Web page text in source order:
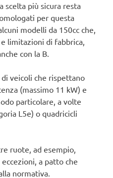
scelta più sicura resta
per questa
modelli da 150cc che,
limitazioni di fabbrica,
con la B.
veicoli che rispettano
(massimo 11 kW) e
particolare, a volte
L5e) o quadricicli
ruote, ad esempio,
a patto che
normativa.